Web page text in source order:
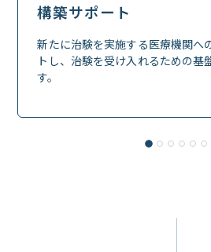
構築サポート
新たに治験を実施する医療機関へ
トし、治験を受け入れるための基
す。